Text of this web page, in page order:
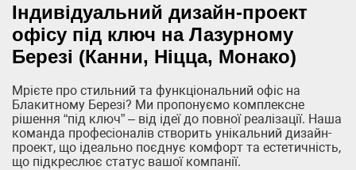
Індивідуальний дизайн-проект
офісу під ключ на Лазурному
Березі (Канни, Ніцца, Монако)
Мрієте про стильний та функціональний офіс на
Блакитному Березі? Ми пропонуємо комплексне
рішення “під ключ” – від ідеї до повної реалізації. Наша
команда професіоналів створить унікальний дизайн-
проект, що ідеально поєднує комфорт та естетичність,
що підкреслює статус вашої компанії.